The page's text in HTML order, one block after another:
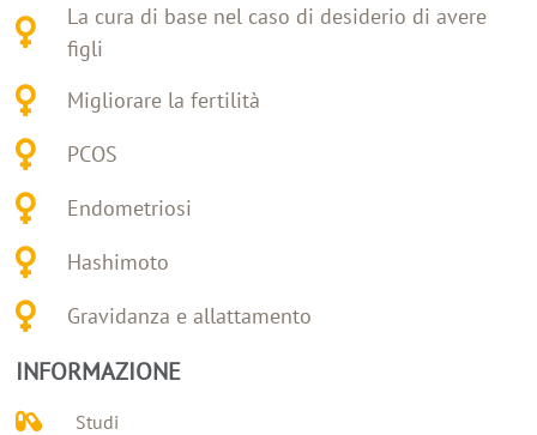
La cura di base nel caso di desiderio di avere
figli
Migliorare la fertilità
PCOS
Endometriosi
Hashimoto
Gravidanza e allattamento
INFORMAZIONE
Studi